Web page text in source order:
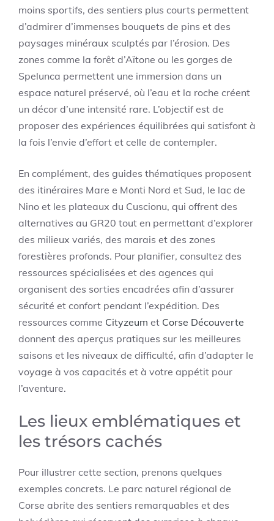
moins sportifs, des sentiers plus courts permettent
d’admirer d’immenses bouquets de pins et des
paysages minéraux sculptés par l’érosion. Des
zones comme la forêt d’Aïtone ou les gorges de
Spelunca permettent une immersion dans un
espace naturel préservé, où l’eau et la roche créent
un décor d’une intensité rare. L’objectif est de
proposer des expériences équilibrées qui satisfont à
la fois l’envie d’effort et celle de contempler.
En complément, des guides thématiques proposent
des itinéraires Mare e Monti Nord et Sud, le lac de
Nino et les plateaux du Cuscionu, qui offrent des
alternatives au GR20 tout en permettant d’explorer
des milieux variés, des marais et des zones
forestières profonds. Pour planifier, consultez des
ressources spécialisées et des agences qui
organisent des sorties encadrées afin d’assurer
sécurité et confort pendant l’expédition. Des
ressources comme Cityzeum et Corse Découverte
donnent des aperçus pratiques sur les meilleures
saisons et les niveaux de difficulté, afin d’adapter le
voyage à vos capacités et à votre appétit pour
l’aventure.
Les lieux emblématiques et
les trésors cachés
Pour illustrer cette section, prenons quelques
exemples concrets. Le parc naturel régional de
Corse abrite des sentiers remarquables et des